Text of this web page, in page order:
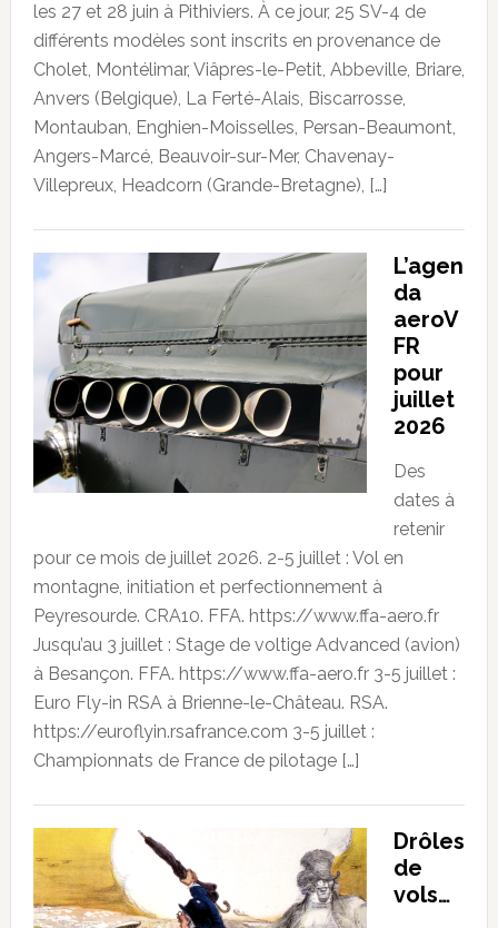
les 27 et 28 juin à Pithiviers. À ce jour, 25 SV-4 de
différents modèles sont inscrits en provenance de
Cholet, Montélimar, Viâpres-le-Petit, Abbeville, Briare,
Anvers (Belgique), La Ferté-Alais, Biscarrosse,
Montauban, Enghien-Moisselles, Persan-Beaumont,
Angers-Marcé, Beauvoir-sur-Mer, Chavenay-
Villepreux, Headcorn (Grande-Bretagne), […]
L’agen
da
aeroV
FR
pour
juillet
2026
Des
dates à
retenir
pour ce mois de juillet 2026. 2-5 juillet : Vol en
montagne, initiation et perfectionnement à
Peyresourde. CRA10. FFA. https://www.ffa-aero.fr
Jusqu’au 3 juillet : Stage de voltige Advanced (avion)
à Besançon. FFA. https://www.ffa-aero.fr 3-5 juillet :
Euro Fly-in RSA à Brienne-le-Château. RSA.
https://euroflyin.rsafrance.com 3-5 juillet :
Championnats de France de pilotage […]
Drôles
de
vols…